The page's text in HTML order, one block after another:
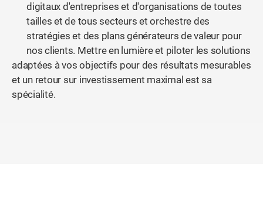
digitaux d'entreprises et d'organisations de toutes
tailles et de tous secteurs et orchestre des
stratégies et des plans générateurs de valeur pour
nos clients. Mettre en lumière et piloter les solutions
adaptées à vos objectifs pour des résultats mesurables
et un retour sur investissement maximal est sa
spécialité.